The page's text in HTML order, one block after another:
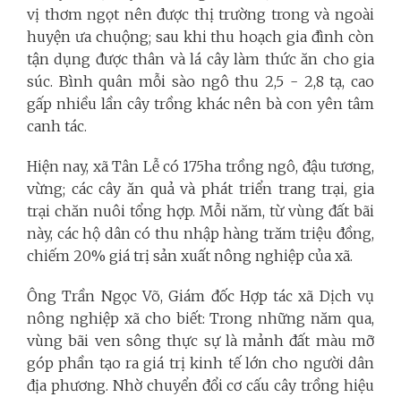
vị thơm ngọt nên được thị trường trong và ngoài
huyện ưa chuộng; sau khi thu hoạch gia đình còn
tận dụng được thân và lá cây làm thức ăn cho gia
súc. Bình quân mỗi sào ngô thu 2,5 - 2,8 tạ, cao
gấp nhiều lần cây trồng khác nên bà con yên tâm
canh tác.
Hiện nay, xã Tân Lễ có 175ha trồng ngô, đậu tương,
vừng; các cây ăn quả và phát triển trang trại, gia
trại chăn nuôi tổng hợp. Mỗi năm, từ vùng đất bãi
này, các hộ dân có thu nhập hàng trăm triệu đồng,
chiếm 20% giá trị sản xuất nông nghiệp của xã.
Ông Trần Ngọc Võ, Giám đốc Hợp tác xã Dịch vụ
nông nghiệp xã cho biết: Trong những năm qua,
vùng bãi ven sông thực sự là mảnh đất màu mỡ
góp phần tạo ra giá trị kinh tế lớn cho người dân
địa phương. Nhờ chuyển đổi cơ cấu cây trồng hiệu